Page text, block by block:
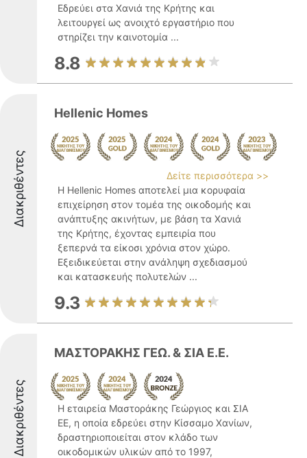
Εδρεύει στα Χανιά της Κρήτης και
λειτουργεί ως ανοιχτό εργαστήριο που
στηρίζει την καινοτομία ...
8.8
Διακριθέντες
Hellenic Homes
Δείτε περισσότερα >>
Η Hellenic Homes αποτελεί μια κορυφαία
επιχείρηση στον τομέα της οικοδομής και
ανάπτυξης ακινήτων, με βάση τα Χανιά
της Κρήτης, έχοντας εμπειρία που
ξεπερνά τα είκοσι χρόνια στον χώρο.
Εξειδικεύεται στην ανάληψη σχεδιασμού
και κατασκευής πολυτελών ...
9.3
Διακριθέντες
ΜΑΣΤΟΡΑΚΗΣ ΓΕΩ. & ΣΙΑ Ε.Ε.
Η εταιρεία Μαστοράκης Γεώργιος και ΣΙΑ
ΕΕ, η οποία εδρεύει στην Κίσσαμο Χανίων,
δραστηριοποιείται στον κλάδο των
οικοδομικών υλικών από το 1997,